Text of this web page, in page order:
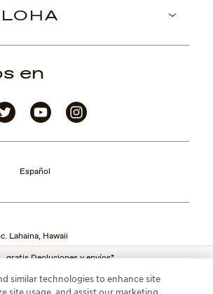
gratis Deoluciones y envíos*
Español
Lahaina, Hawaii
en
similar technologies to enhance site